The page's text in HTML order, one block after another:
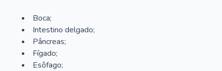
Boca;
Intestino delgado;
Pâncreas;
Fígado;
Esôfago;